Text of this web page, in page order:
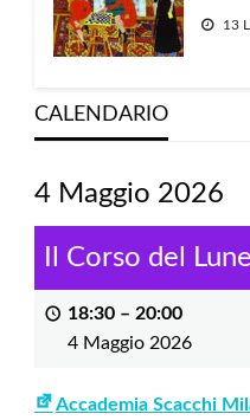
13
CALENDARIO
4 Maggio 2026
Il Corso del
18:30 – 20:00
4 Maggio 2026
Accademia Scacchi